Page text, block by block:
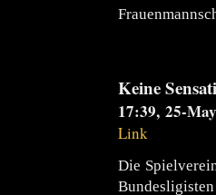
Keine
17:39, 25-
Link
Die